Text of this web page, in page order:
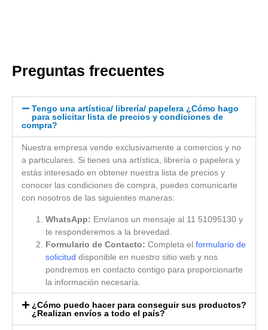
Preguntas frecuentes
Tengo una artística/ librería/ papelera ¿Cómo hago
para solicitar lista de precios y condiciones de
compra?
Nuestra empresa vende exclusivamente a comercios y no
a particulares. Si tienes una artística, librería o papelera y
estás interesado en obtener nuestra lista de precios y
conocer las condiciones de compra, puedes comunicarte
con nosotros de las siguientes maneras:
WhatsApp: Envíanos un mensaje al 11 51095130 y
te responderemos a la brevedad.
Formulario de Contacto: Completa el formulario de
solicitud disponible en nuestro sitio web y nos
pondremos en contacto contigo para proporcionarte
la información necesaria.
¿Cómo puedo hacer para conseguir sus productos?
¿Realizan envíos a todo el país?